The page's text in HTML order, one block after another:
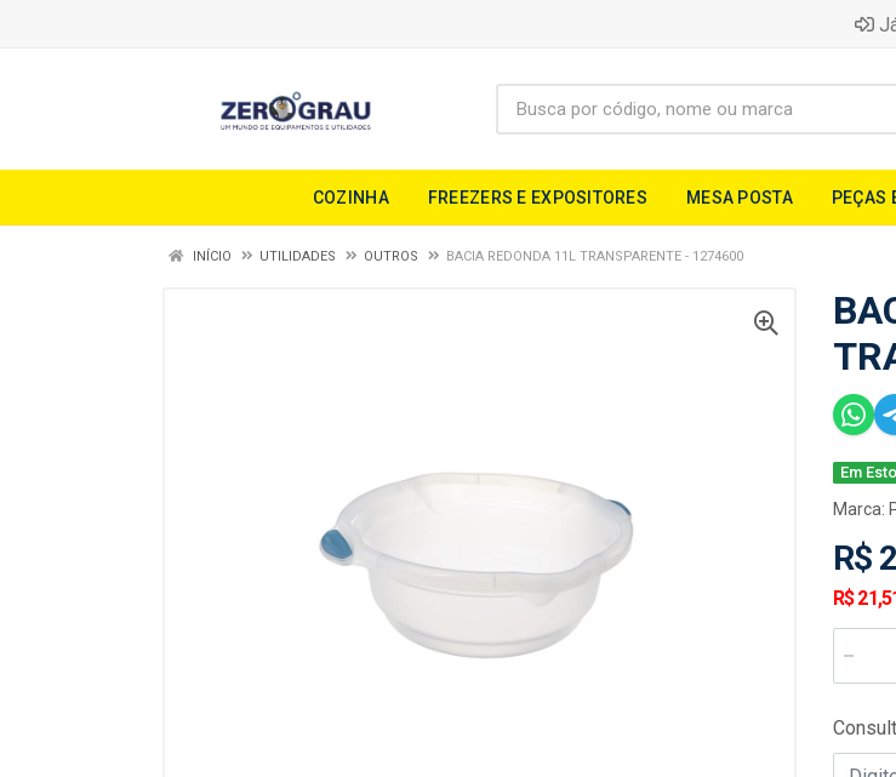
COZINHA FREEZERS E EXPOSITORES MESA POSTA PEÇAS
INÍCIO UTILIDADES OUTROS BACIA REDONDA 11L TRANSPARENTE - 1274600
Em
Marca:
R$
R$